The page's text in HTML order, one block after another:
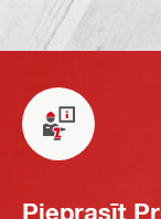
Pieprasīt